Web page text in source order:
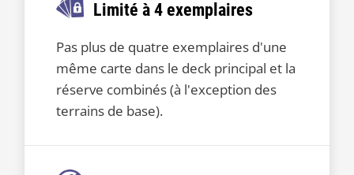
Limité à 4 exemplaires
Pas plus de quatre exemplaires d'une
même carte dans le deck principal et la
réserve combinés (à l'exception des
terrains de base).